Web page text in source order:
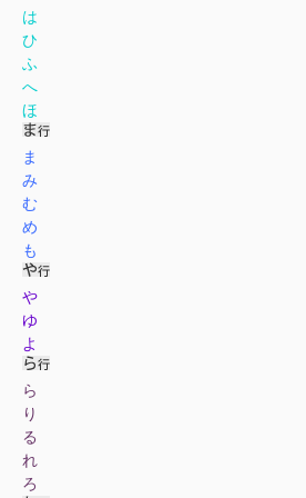
は
ひ
ふ
へ
ほ
ま
み
む
め
も
や
ゆ
よ
ら
り
る
れ
ろ